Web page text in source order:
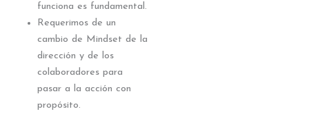
funciona es fundamental.
Requerimos de un
cambio de Mindset de la
dirección y de los
colaboradores para
pasar a la acción con
propósito.